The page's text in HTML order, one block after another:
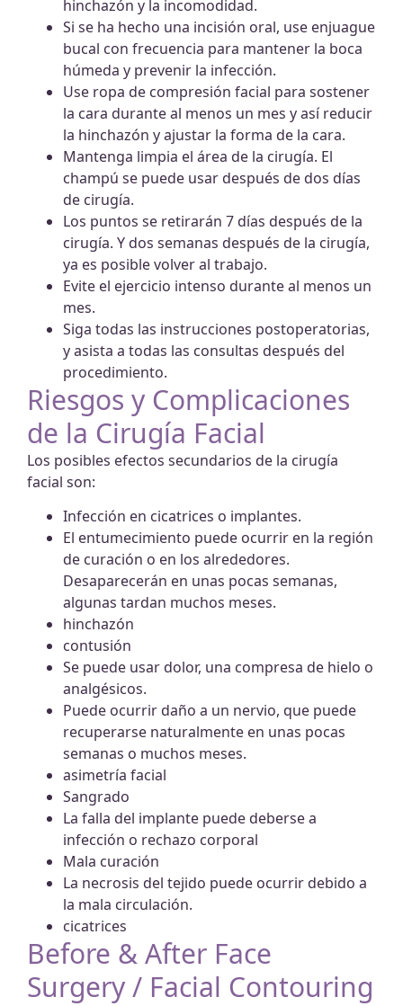
hinchazón y la incomodidad.
Si se ha hecho una incisión oral, use enjuague
bucal con frecuencia para mantener la boca
húmeda y prevenir la infección.
Use ropa de compresión facial para sostener
la cara durante al menos un mes y así reducir
la hinchazón y ajustar la forma de la cara.
Mantenga limpia el área de la cirugía. El
champú se puede usar después de dos días
de cirugía.
Los puntos se retirarán 7 días después de la
cirugía. Y dos semanas después de la cirugía,
ya es posible volver al trabajo.
Evite el ejercicio intenso durante al menos un
mes.
Siga todas las instrucciones postoperatorias,
y asista a todas las consultas después del
procedimiento.
Riesgos y Complicaciones
de la Cirugía Facial
Los posibles efectos secundarios de la cirugía
facial son:
Infección en cicatrices o implantes.
El entumecimiento puede ocurrir en la región
de curación o en los alrededores.
Desaparecerán en unas pocas semanas,
algunas tardan muchos meses.
hinchazón
contusión
Se puede usar dolor, una compresa de hielo o
analgésicos.
Puede ocurrir daño a un nervio, que puede
recuperarse naturalmente en unas pocas
semanas o muchos meses.
asimetría facial
Sangrado
La falla del implante puede deberse a
infección o rechazo corporal
Mala curación
La necrosis del tejido puede ocurrir debido a
la mala circulación.
cicatrices
Before & After Face
Surgery / Facial Contouring